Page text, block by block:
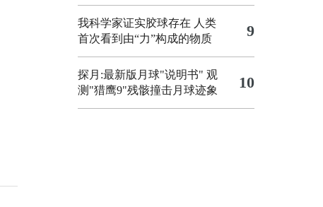
我科学家证实胶球存在 人类
首次看到由“力”构成的物质
9
探月:最新版月球"说明书" 观
测"猎鹰9"残骸撞击月球迹象
10